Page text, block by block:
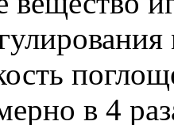
в 4